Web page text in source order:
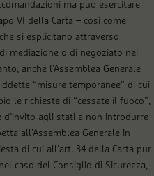
ma può esercitare
VI della Carta – così come
si esplicitano attraverso
mediazione o di negoziato nei
anche l’Assemblea Generale
“misure temporanee” di cui
le richieste di “cessate il fuoco”,
d’invito agli stati a non introdurre
all’Assemblea Generale in
di cui all’art. 34 della Carta pur
caso del Consiglio di Sicurezza,